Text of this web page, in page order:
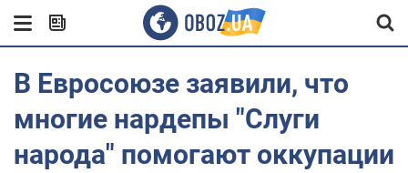
В Евросоюзе заявили, что
многие нардепы "Слуги
народа" помогают оккупации